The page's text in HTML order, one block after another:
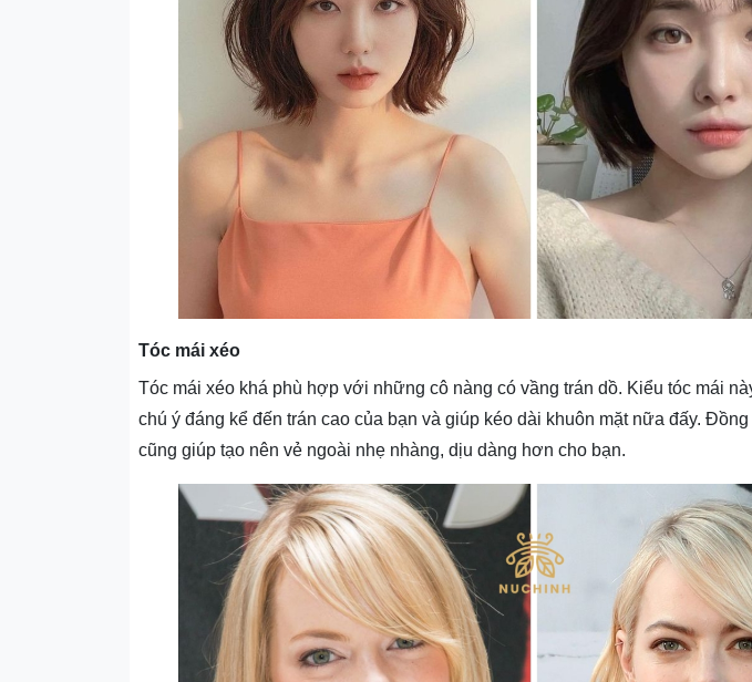
Tóc mái xéo
Tóc mái xéo khá phù hợp với những cô nàng có vầng trán dồ. Kiểu tóc mái
chú ý đáng kể đến trán cao của bạn và giúp kéo dài khuôn mặt nữa đấy.
cũng giúp tạo nên vẻ ngoài nhẹ nhàng, dịu dàng hơn cho bạn.